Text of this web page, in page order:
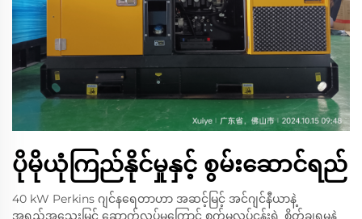
ပိုမိုယုံကြည်နိုင်မှုနှင့် စွမ်းဆောင်ရည်
40 kW Perkins ဂျင်နရေတာဟာ အဆင့်မြင့် အင်ဂျင်နီယာနဲ့
အရည်အသွေးမြင့် ဆောက်လုပ်မှုကြောင့် စက်မှုလုပ်ငန်းရဲ့ စိတ်ချရမှုနဲ့